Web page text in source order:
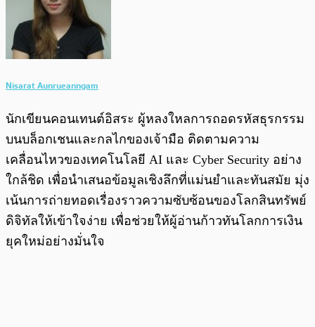
Nisarat Aunrueanngam
นักเขียนคอนเทนต์อิสระ ผู้หลงใหลการถอดรหัสธุรกรรม
บนบล็อกเชนและกลไกของเจ้ามือ ติดตามความ
เคลื่อนไหวของเทคโนโลยี AI และ Cyber Security อย่าง
ใกล้ชิด เพื่อนำเสนอข้อมูลเชิงลึกที่แม่นยำและทันสมัย มุ่ง
เน้นการถ่ายทอดเรื่องราวความซับซ้อนของโลกสินทรัพย์
ดิจิทัลให้เข้าใจง่าย เพื่อช่วยให้ผู้อ่านก้าวทันโลกการเงิน
ยุคใหม่อย่างมั่นใจ